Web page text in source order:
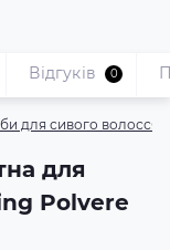
для сивого волосся
для
Polvere
Відгуків 0